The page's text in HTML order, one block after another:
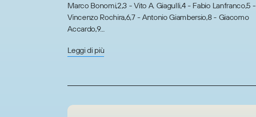
Marco Bonomi,2,3 - Vito A. Giagulli,4 - Fabio Lanfranco,5 -
Vincenzo Rochira,6,7 - Antonio Giambersio,8 - Giacomo
Accardo,9...
Leggi di più